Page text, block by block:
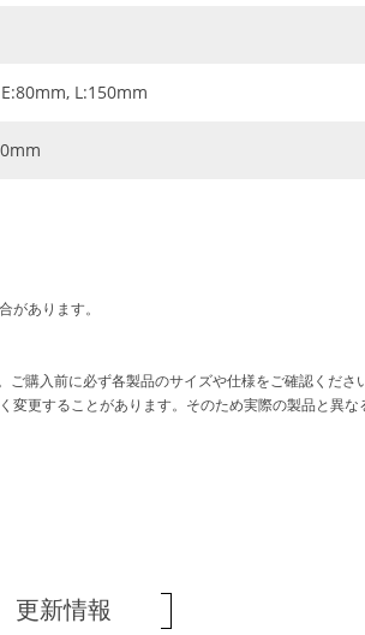
L:150mm
あります。
購入前に必ず各製品のサイズや仕様をご確認ください
更することがあります。そのため実際の製品と異な
更新情報